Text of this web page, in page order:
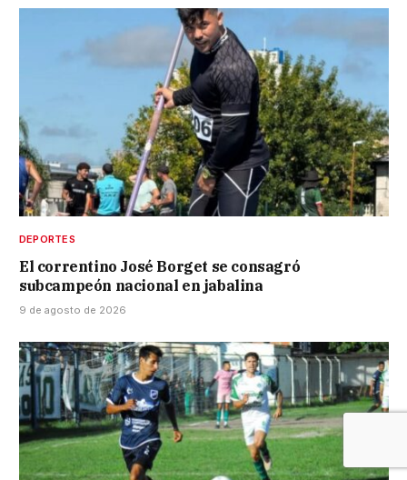
DEPORTES
El correntino José Borget se consagró
subcampeón nacional en jabalina
9 de agosto de 2026